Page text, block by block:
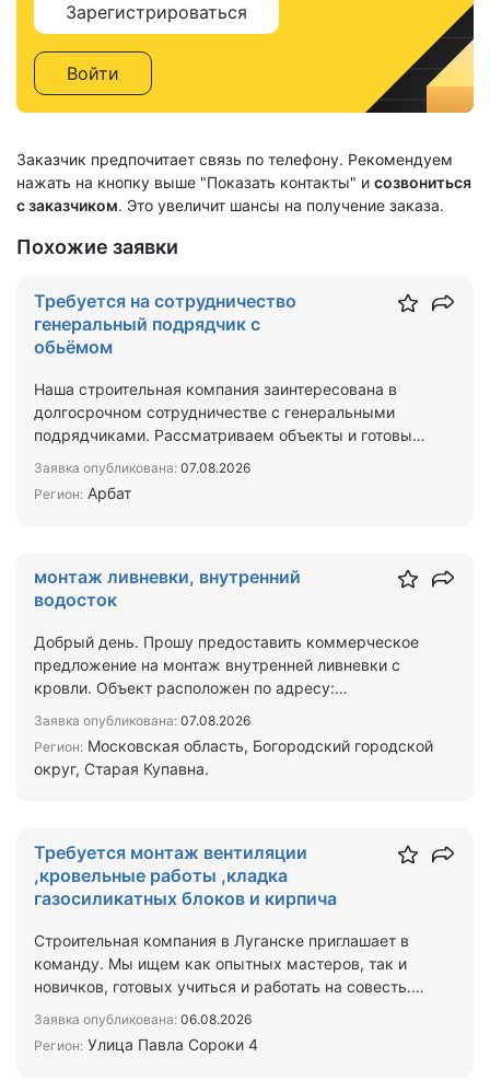
Зарегистрироваться
Войти
Заказчик предпочитает связь по телефону. Рекомендуем
нажать на кнопку выше "Показать контакты" и созвониться
с заказчиком. Это увеличит шансы на получение заказа.
Похожие заявки
Требуется на сотрудничество
генеральный подрядчик с
обьёмом
Наша строительная компания заинтересована в
долгосрочном сотрудничестве с генеральными
подрядчиками. Рассматриваем объекты и готовы
Заявка опубликована: 07.08.2026
Регион: Арбат
монтаж ливневки, внутренний
водосток
Добрый день. Прошу предоставить коммерческое
предложение на монтаж внутренней ливневки с
кровли. Объект расположен по адресу:
Заявка опубликована: 07.08.2026
Регион: Московская область, Богородский городской
округ, Старая Купавна.
Требуется монтаж вентиляции
,кровельные работы ,кладка
газосиликатных блоков и кирпича
Строительная компания в Луганске приглашает в
команду. Мы ищем как опытных мастеров, так и
новичков, готовых учиться и работать на совесть.
Заявка опубликована: 06.08.2026
Регион: Улица Павла Сороки 4